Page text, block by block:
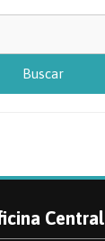
Central